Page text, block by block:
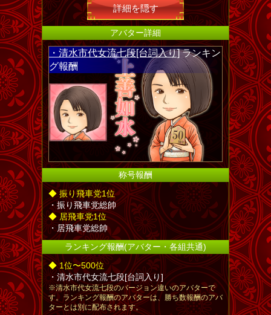
詳細を隠す
アバター詳細
・清水市代女流七段[台詞入り]ランキン
グ報酬
称号報酬
◆ 振り飛車党1位
・振り飛車党総帥
◆ 居飛車党1位
・居飛車党総帥
ランキング報酬(アバター・各組共通)
◆ 1位〜500位
・清水市代女流七段[台詞入り]
※清水市代女流七段のバージョン違いのアバターで
す。ランキング報酬のアバターは、勝ち数報酬のアバ
ターとは別に配布されます。